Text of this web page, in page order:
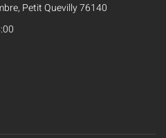
Petit Quevilly 76140